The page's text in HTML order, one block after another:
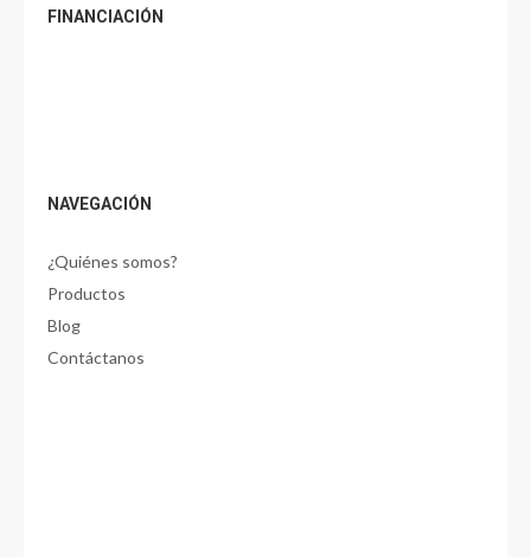
FINANCIACIÓN
NAVEGACIÓN
¿Quiénes somos?
Productos
Blog
Contáctanos